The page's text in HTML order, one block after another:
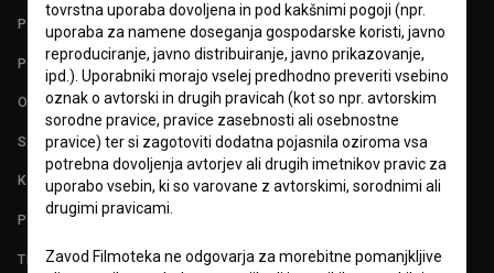
PARTNERJI
POGOJI UPORABE
O PROJEKTU
STATISTIKA
KONTAKT
POGOSTA VPRAŠANJA
TEST FUNKCIONALNOSTI
tovrstna uporaba dovoljena in pod kakšnimi pogoji (npr.
uporaba za namene doseganja gospodarske koristi, javno
reproduciranje, javno distribuiranje, javno prikazovanje,
ipd.). Uporabniki morajo vselej predhodno preveriti vsebino
oznak o avtorski in drugih pravicah (kot so npr. avtorskim
sorodne pravice, pravice zasebnosti ali osebnostne
pravice) ter si zagotoviti dodatna pojasnila oziroma vsa
potrebna dovoljenja avtorjev ali drugih imetnikov pravic za
uporabo vsebin, ki so varovane z avtorskimi, sorodnimi ali
drugimi pravicami.
Zavod Filmoteka ne odgovarja za morebitne pomanjkljive